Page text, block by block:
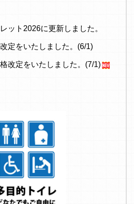
ット2026に更新しました。
定をいたしました。(6/1)
定をいたしました。(7/1)